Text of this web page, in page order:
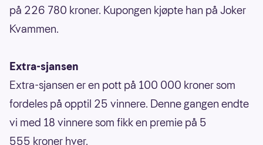
på 226 780 kroner. Kupongen kjøpte han på Joker
Kvammen.
Extra-sjansen
Extra-sjansen er en pott på 100 000 kroner som
fordeles på opptil 25 vinnere. Denne gangen endte
vi med 18 vinnere som fikk en premie på 5
555 kroner hver.